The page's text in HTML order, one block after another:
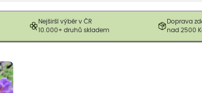
Nejširší výběr v ČR
10.000+ druhů skladem
Doprava
nad 2500
účely a mají reprezentovat prodávané produkty. V závislosti na
stavu a bez listů. Rostliny mohou být také sestřiženy